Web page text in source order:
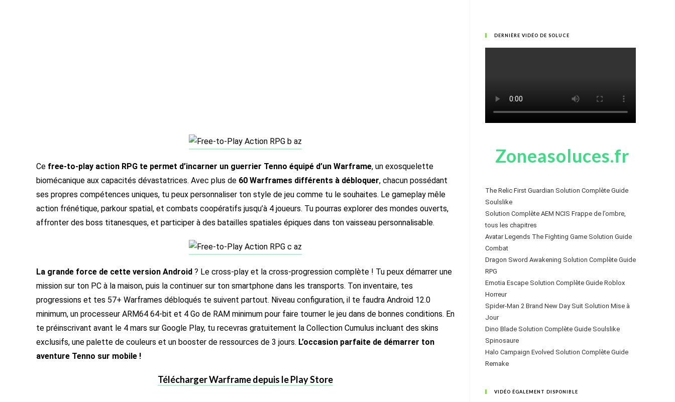
Ce free-to-play action RPG te permet d’incarner un guerrier Tenno équipé d’un Warframe, un exosquelette
biomécanique aux capacités dévastatrices. Avec plus de 60 Warframes différents à débloquer, chacun possédant
ses propres compétences uniques, tu peux personnaliser ton style de jeu comme tu le souhaites. Le gameplay mêle
action frénétique, parkour spatial, et combats coopératifs jusqu’à 4 joueurs. Tu pourras explorer des mondes ouverts,
affronter des boss titanesques, et participer à des batailles spatiales épiques dans ton vaisseau personnalisable.
La grande force de cette version Android ? Le cross-play et la cross-progression complète ! Tu peux démarrer une
mission sur ton PC à la maison, puis la continuer sur ton smartphone dans les transports. Ton inventaire, tes
progressions et tes 57+ Warframes débloqués te suivent partout. Niveau configuration, il te faudra Android 12.0
minimum, un processeur ARM64 64-bit et 4 Go de RAM minimum pour faire tourner le jeu dans de bonnes conditions. En
te préinscrivant avant le 4 mars sur Google Play, tu recevras gratuitement la Collection Cumulus incluant des skins
exclusifs, une palette de couleurs et un booster de ressources de 3 jours. L’occasion parfaite de démarrer ton
aventure Tenno sur mobile !
Télécharger Warframe depuis le Play Store
DERNIÈRE VIDÉO DE SOLUCE
Zoneasoluces.fr
The Relic First Guardian Solution Complète Guide
Soulslike
Solution Complète AEM NCIS Frappe de l’ombre,
tous les chapitres
Avatar Legends The Fighting Game Solution Guide
Combat
Dragon Sword Awakening Solution Complète Guide
RPG
Emotia Escape Solution Complète Guide Roblox
Horreur
Spider-Man 2 Brand New Day Suit Solution Mise à
Jour
Dino Blade Solution Complète Guide Soulslike
Spinosaure
Halo Campaign Evolved Solution Complète Guide
Remake
VIDÉO ÉGALEMENT DISPONIBLE